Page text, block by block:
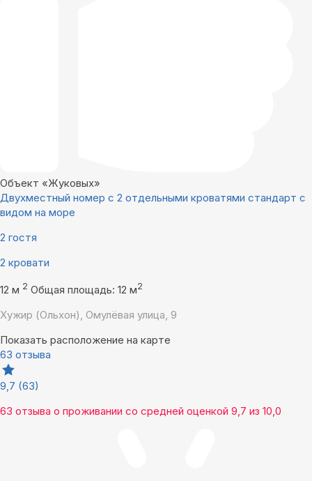
Объект «Жуковых»
Двухместный номер с 2 отдельными кроватями стандарт с
видом на море
2 гостя
2 кровати
12 м 2 Общая площадь: 12 м2
Хужир (Ольхон), Омулёвая улица, 9
Показать расположение на карте
63 отзыва
9,7 (63)
63 отзыва о проживании со средней оценкой 9,7 из 10,0